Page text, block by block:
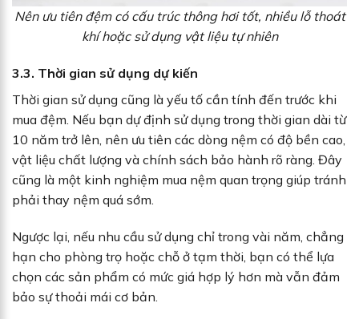
Nên ưu tiên đệm có cấu trúc thông hơi tốt, nhiều lỗ thoát
khí hoặc sử dụng vật liệu tự nhiên
3.3. Thời gian sử dụng dự kiến
Thời gian sử dụng cũng là yếu tố cần tính đến trước khi
mua đệm. Nếu bạn dự định sử dụng trong thời gian dài từ
10 năm trở lên, nên ưu tiên các dòng nệm có độ bền cao,
vật liệu chất lượng và chính sách bảo hành rõ ràng. Đây
cũng là một kinh nghiệm mua nệm quan trọng giúp tránh
phải thay nệm quá sớm.
Ngược lại, nếu nhu cầu sử dụng chỉ trong vài năm, chẳng
hạn cho phòng trọ hoặc chỗ ở tạm thời, bạn có thể lựa
chọn các sản phẩm có mức giá hợp lý hơn mà vẫn đảm
bảo sự thoải mái cơ bản.